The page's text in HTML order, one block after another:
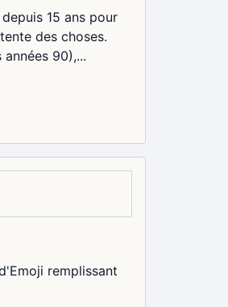
15 ans pour
des choses.
90),...
remplissant